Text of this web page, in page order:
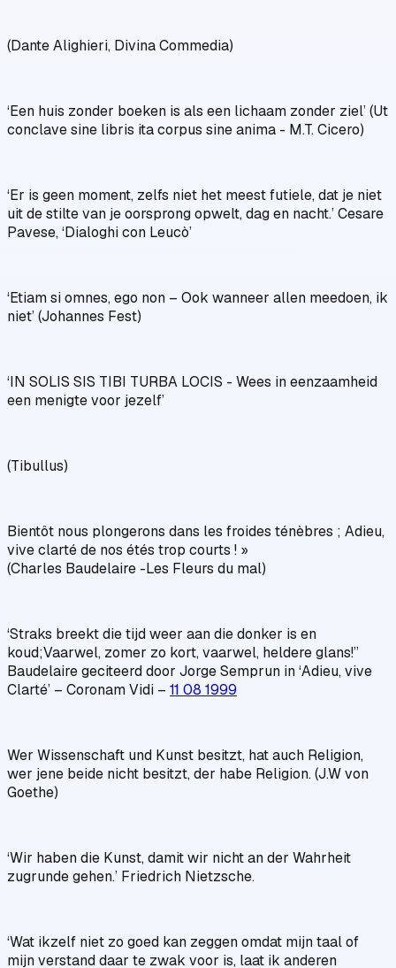
(Dante Alighieri, Divina Commedia)
‘Een huis zonder boeken is als een lichaam zonder ziel’ (Ut
conclave sine libris ita corpus sine anima - M.T. Cicero)
‘Er is geen moment, zelfs niet het meest futiele, dat je niet
uit de stilte van je oorsprong opwelt, dag en nacht.’ Cesare
Pavese, ‘Dialoghi con Leucò’
‘Etiam si omnes, ego non – Ook wanneer allen meedoen, ik
niet’ (Johannes Fest)
‘IN SOLIS SIS TIBI TURBA LOCIS - Wees in eenzaamheid
een menigte voor jezelf’
(Tibullus)
Bientôt nous plongerons dans les froides ténèbres ; Adieu,
vive clarté de nos étés trop courts ! »
(Charles Baudelaire -Les Fleurs du mal)
‘Straks breekt die tijd weer aan die donker is en
koud;Vaarwel, zomer zo kort, vaarwel, heldere glans!”
Baudelaire geciteerd door Jorge Semprun in ‘Adieu, vive
Clarté’ – Coronam Vidi – 11 08 1999
Wer Wissenschaft und Kunst besitzt, hat auch Religion,
wer jene beide nicht besitzt, der habe Religion. (J.W von
Goethe)
‘Wir haben die Kunst, damit wir nicht an der Wahrheit
zugrunde gehen.’ Friedrich Nietzsche.
‘Wat ikzelf niet zo goed kan zeggen omdat mijn taal of
mijn verstand daar te zwak voor is, laat ik anderen